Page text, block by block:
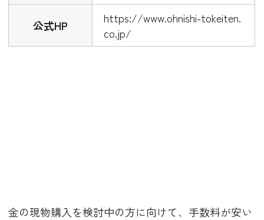
公式HP
https://www.ohnishi-tokeiten.
co.jp/
金の現物購入を検討中の方に向けて、手数料が安い